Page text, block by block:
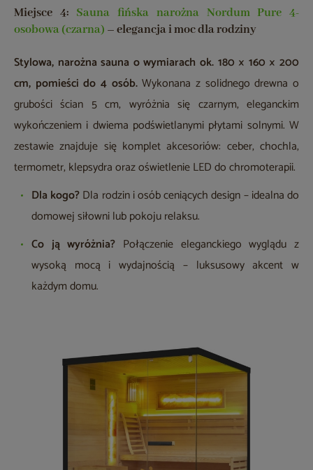
Miejsce 4: Sauna fińska narożna Nordum Pure 4-
osobowa (czarna) – elegancja i moc dla rodziny
Stylowa, narożna sauna o wymiarach ok. 180 × 160 × 200
cm, pomieści do 4 osób.Wykonana z solidnego drewna o
grubości ścian 5 cm, wyróżnia się czarnym, eleganckim
wykończeniem i dwiema podświetlanymi płytami solnymi. W
zestawie znajduje się komplet akcesoriów: ceber, chochla,
termometr, klepsydra oraz oświetlenie LED do chromoterapii.
Dla kogo?Dla rodzin i osób ceniących design – idealna do
domowej siłowni lub pokoju relaksu.
Co ją wyróżnia? Połączenie eleganckiego wyglądu z
wysoką mocą i wydajnością – luksusowy akcent w
każdym domu.